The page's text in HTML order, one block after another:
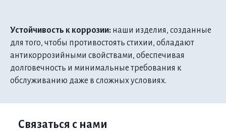
Устойчивость к коррозии: наши изделия, созданные
для того, чтобы противостоять стихии, обладают
антикоррозийными свойствами, обеспечивая
долговечность и минимальные требования к
обслуживанию даже в сложных условиях.
Связаться с нами